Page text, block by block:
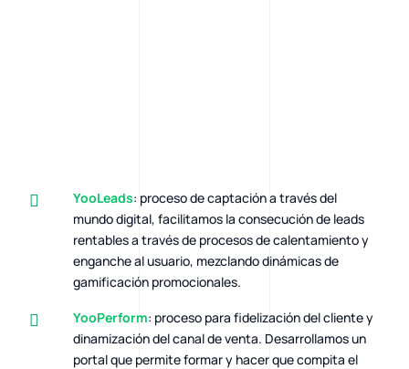
YooLeads: proceso de captación a través del
mundo digital, facilitamos la consecución de leads
rentables a través de procesos de calentamiento y
enganche al usuario, mezclando dinámicas de
gamificación promocionales.
YooPerform: proceso para fidelización del cliente y
dinamización del canal de venta. Desarrollamos un
portal que permite formar y hacer que compita el